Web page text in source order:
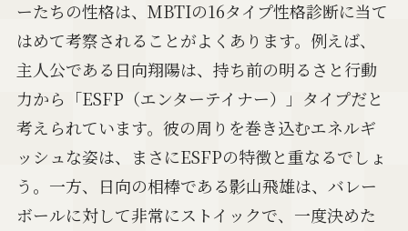
ーたちの性格は、MBTIの16タイプ性格診断に当て
はめて考察されることがよくあります。例えば、
主人公である日向翔陽は、持ち前の明るさと行動
力から「ESFP（エンターテイナー）」タイプだと
考えられています。彼の周りを巻き込むエネルギ
ッシュな姿は、まさにESFPの特徴と重なるでしょ
う。一方、日向の相棒である影山飛雄は、バレー
ボールに対して非常にストイックで、一度決めた